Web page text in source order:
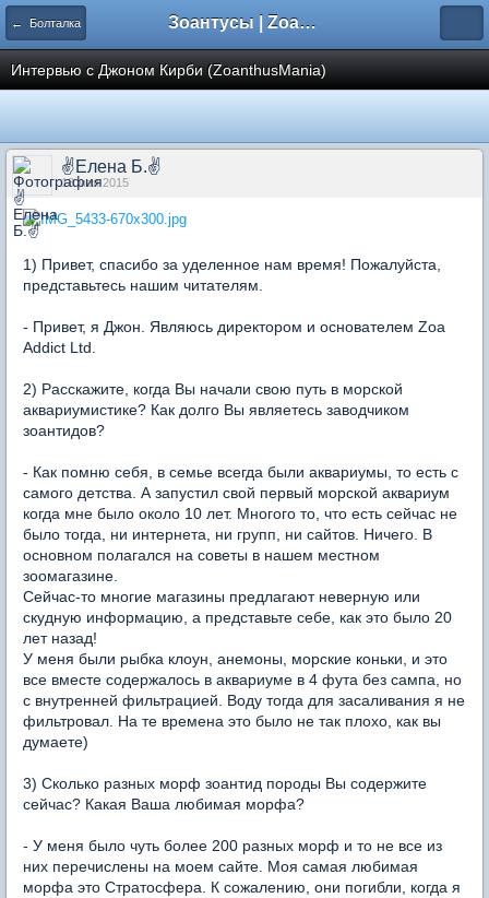
← Болталка Зоантусы | Zoasfan.ru
Интервью с Джоном Кирби (ZoanthusMania)
✌Елена Б.✌
18 мая 2015
1) Привет, спасибо за уделенное нам время! Пожалуйста,
представьтесь нашим читателям.
- Привет, я Джон. Являюсь директором и основателем Zoa
Addict Ltd.
2) Расскажите, когда Вы начали свою путь в морской
аквариумистике? Как долго Вы являетесь заводчиком
зоантидов?
- Как помню себя, в семье всегда были аквариумы, то есть с
самого детства. А запустил свой первый морской аквариум
когда мне было около 10 лет. Многого то, что есть сейчас не
было тогда, ни интернета, ни групп, ни сайтов. Ничего. В
основном полагался на советы в нашем местном
зоомагазине.
Сейчас-то многие магазины предлагают неверную или
скудную информацию, а представьте себе, как это было 20
лет назад!
У меня были рыбка клоун, анемоны, морские коньки, и это
все вместе содержалось в аквариуме в 4 фута без сампа, но
с внутренней фильтрацией. Воду тогда для засаливания я не
фильтровал. На те времена это было не так плохо, как вы
думаете)
3) Сколько разных морф зоантид породы Вы содержите
сейчас? Какая Ваша любимая морфа?
- У меня было чуть более 200 разных морф и то не все из
них перечислены на моем сайте. Моя самая любимая
морфа это Стратосфера. К сожалению, они погибли, когда я